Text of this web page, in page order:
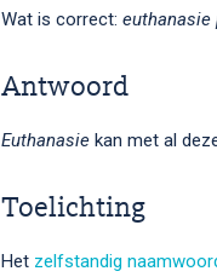
Wat is correct: euthanasie
Antwoord
Euthanasie kan met al
Toelichting
Het zelfstandig